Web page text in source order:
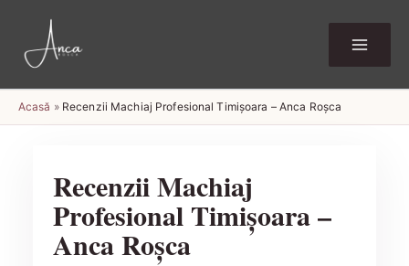
content
Acasă » Recenzii Machiaj Profesional Timișoara – Anca Roșca
Recenzii Machiaj
Profesional Timișoara –
Anca Roșca